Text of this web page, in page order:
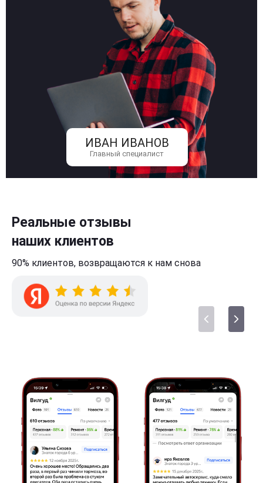
ИВАН ИВАНОВ
Главный специалист
Реальные отзывы
наших клиентов
90% клиентов, возвращаются к нам снова